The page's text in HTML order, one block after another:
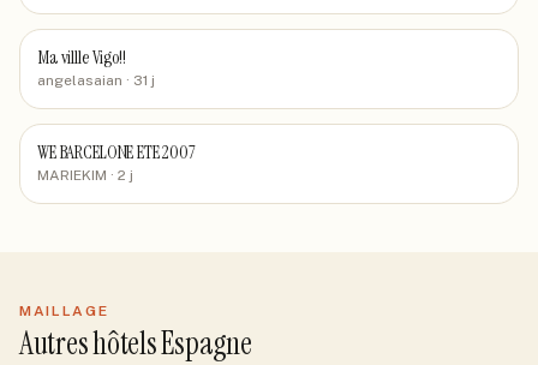
Ma villle Vigo!!
angelasaian · 31 j
WE BARCELONE ETE 2007
MARIEKIM · 2 j
MAILLAGE
Autres hôtels Espagne